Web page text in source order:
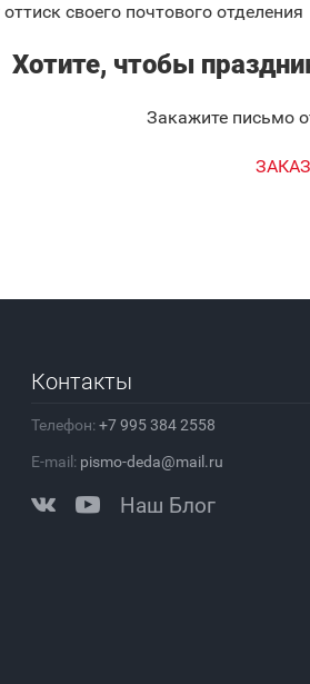
своего почтового отделения
Хотите, чтобы
Закажите письмо
Контакты
Телефон:+7 995 384 2558
E-mail: pismo-deda@mail.ru
Наш Блог